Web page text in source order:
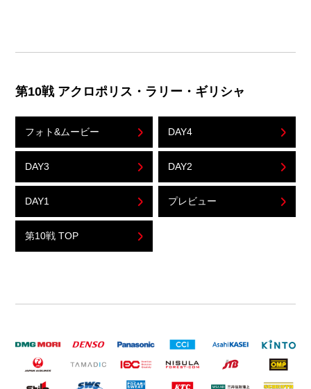
第10戦 アクロポリス・ラリー・ギリシャ
フォト&ムービー DAY4
DAY3 DAY2
DAY1 プレビュー
第10戦 TOP